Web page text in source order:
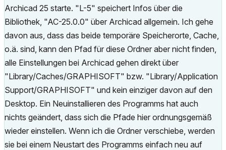
Archicad 25 starte. "L-5" speichert Infos über die
Bibliothek, "AC-25.0.0" über Archicad allgemein. Ich gehe
davon aus, dass das beide temporäre Speicherorte, Cache,
o.ä. sind, kann den Pfad für diese Ordner aber nicht finden,
alle Einstellungen bei Archicad gehen direkt über
"Library/Caches/GRAPHISOFT" bzw. "Library/Application
Support/GRAPHISOFT" und kein einziger davon auf den
Desktop. Ein Neuinstallieren des Programms hat auch
nichts geändert, dass sich die Pfade hier ordnungsgemäß
wieder einstellen. Wenn ich die Ordner verschiebe, werden
sie bei einem Neustart des Programms einfach neu auf